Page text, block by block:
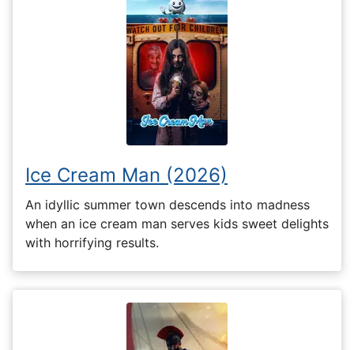
Ice Cream Man (2026)
An idyllic summer town descends into madness
when an ice cream man serves kids sweet delights
with horrifying results.